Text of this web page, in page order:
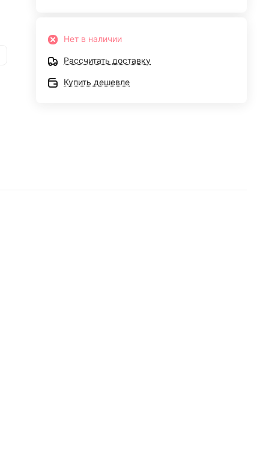
Нет в наличии
Рассчитать доставку
Купить дешевле